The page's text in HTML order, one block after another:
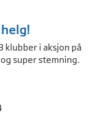
klubber i aksjon på
super stemning.